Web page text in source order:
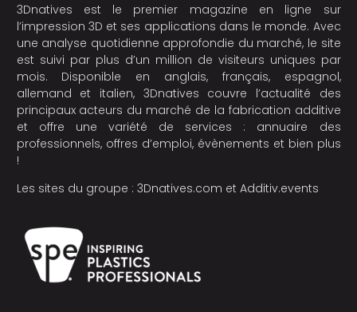
3Dnatives est le premier magazine en ligne sur
l’impression 3D et ses applications dans le monde. Avec
une analyse quotidienne approfondie du marché, le site
est suivi par plus d’un million de visiteurs uniques par
mois. Disponible en anglais, français, espagnol,
allemand et italien, 3Dnatives couvre l’actualité des
principaux acteurs du marché de la fabrication additive
et offre une variété de services : annuaire des
professionnels, offres d’emploi, évènements et bien plus
!
Les sites du groupe : 3Dnatives.com et Additiv.events